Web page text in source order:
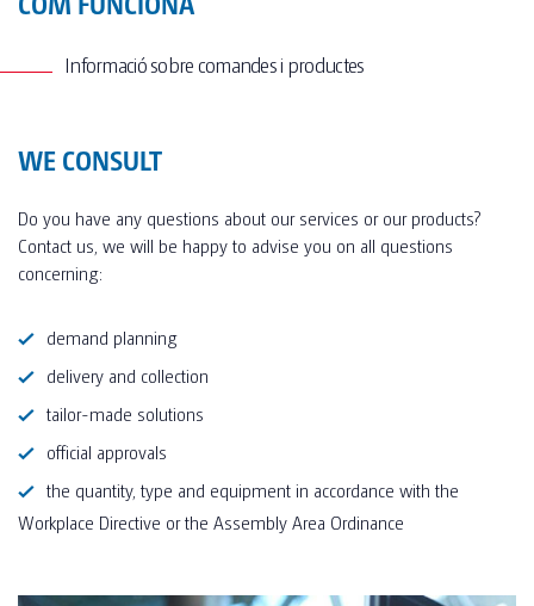
Informació sobre comandes i productes
WE CONSULT
Do you have any questions about our services or our products?
Contact us, we will be happy to advise you on all questions
concerning:
demand planning
delivery and collection
tailor-made solutions
official approvals
the quantity, type and equipment in accordance with the
Workplace Directive or the Assembly Area Ordinance